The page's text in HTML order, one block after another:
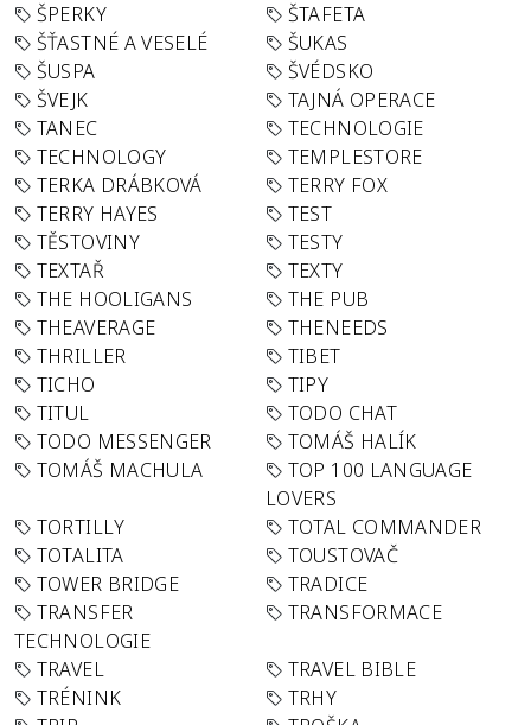
ŠPERKY
ŠTAFETA
ŠŤASTNÉ A VESELÉ
ŠUKAS
ŠUSPA
ŠVÉDSKO
ŠVEJK
TAJNÁ OPERACE
TANEC
TECHNOLOGIE
TECHNOLOGY
TEMPLESTORE
TERKA DRÁBKOVÁ
TERRY FOX
TERRY HAYES
TEST
TĚSTOVINY
TESTY
TEXTAŘ
TEXTY
THE HOOLIGANS
THE PUB
THEAVERAGE
THENEEDS
THRILLER
TIBET
TICHO
TIPY
TITUL
TODO CHAT
TODO MESSENGER
TOMÁŠ HALÍK
TOMÁŠ MACHULA
TOP 100 LANGUAGE
LOVERS
TORTILLY
TOTAL COMMANDER
TOTALITA
TOUSTOVAČ
TOWER BRIDGE
TRADICE
TRANSFER
TECHNOLOGIE
TRANSFORMACE
TRAVEL
TRAVEL BIBLE
TRÉNINK
TRHY